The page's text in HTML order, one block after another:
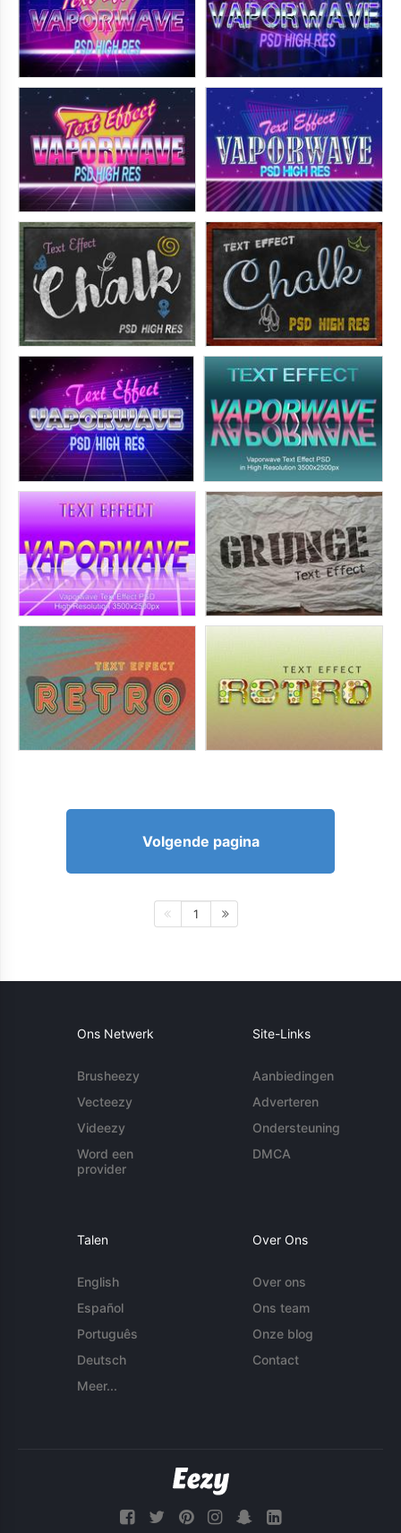
Volgende pagina
1
Ons Netwerk
Brusheezy
Vecteezy
Videezy
Word een
provider
Site-Links
Aanbiedingen
Adverteren
Ondersteuning
DMCA
Talen
English
Español
Português
Deutsch
Meer...
Over Ons
Over ons
Ons team
Onze blog
Contact